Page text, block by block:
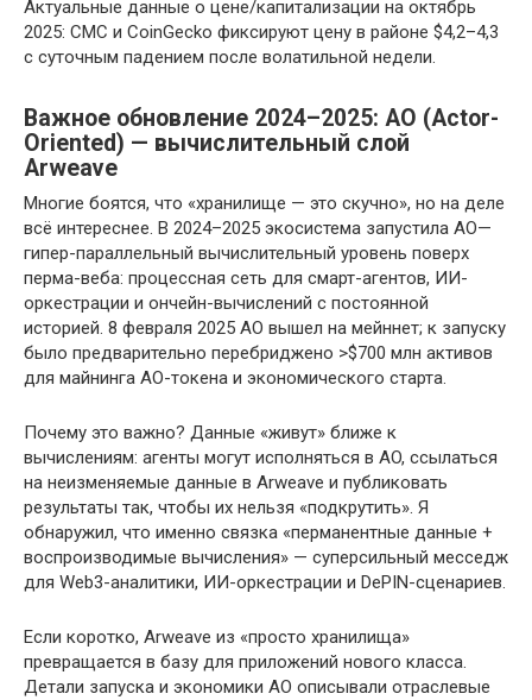
Актуальные данные о цене/капитализации на октябрь
2025: CMC и CoinGecko фиксируют цену в районе $4,2–4,3
с суточным падением после волатильной недели.
Важное обновление 2024–2025: AO (Actor-
Oriented) — вычислительный слой
Arweave
Многие боятся, что «хранилище — это скучно», но на деле
всё интереснее. В 2024–2025 экосистема запустила AO—
гипер-параллельный вычислительный уровень поверх
перма-веба: процессная сеть для смарт-агентов, ИИ-
оркестрации и ончейн-вычислений с постоянной
историей. 8 февраля 2025 AO вышел на мейннет; к запуску
было предварительно перебриджено >$700 млн активов
для майнинга AO-токена и экономического старта.
Почему это важно? Данные «живут» ближе к
вычислениям: агенты могут исполняться в AO, ссылаться
на неизменяемые данные в Arweave и публиковать
результаты так, чтобы их нельзя «подкрутить». Я
обнаружил, что именно связка «перманентные данные +
воспроизводимые вычисления» — суперсильный месседж
для Web3-аналитики, ИИ-оркестрации и DePIN-сценариев.
Если коротко, Arweave из «просто хранилища»
превращается в базу для приложений нового класса.
Детали запуска и экономики AO описывали отраслевые